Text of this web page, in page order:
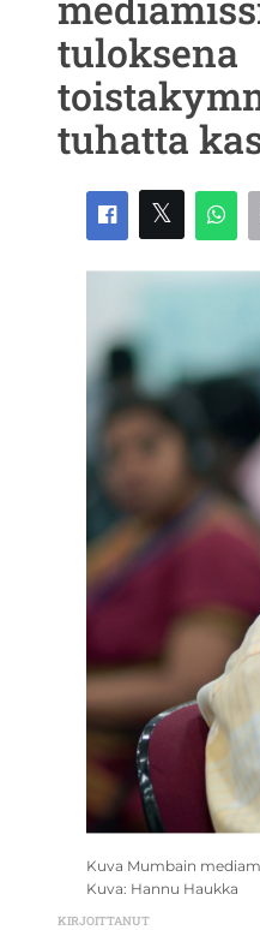
tuloksena
tuhatta
Kuva Mumbain
Kuva: Hannu Haukka
KIRJOITTANUT